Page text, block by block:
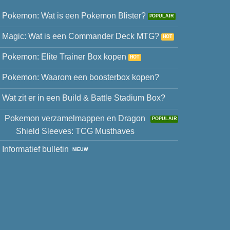
Pokemon: Wat is een Pokemon Blister?
Magic: Wat is een Commander Deck MTG?
Pokemon: Elite Trainer Box kopen
Pokemon: Waarom een boosterbox kopen?
Wat zit er in een Build & Battle Stadium Box?
Pokemon verzamelmappen en Dragon
Shield Sleeves: TCG Musthaves
Informatief bulletin